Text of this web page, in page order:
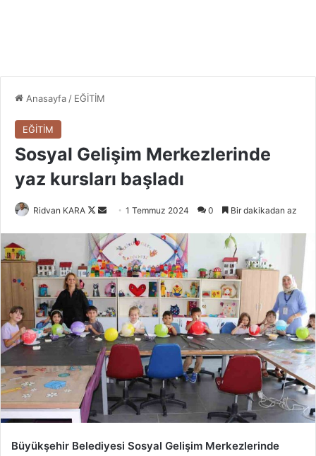
Anasayfa / EĞİTİM
EĞİTİM
Sosyal Gelişim Merkezlerinde
yaz kursları başladı
Ridvan KARA
Follow
X
Bir
posta
göndermek
1 Temmuz 2024 0 Bir dakikadan az
Büyükşehir Belediyesi Sosyal Gelişim Merkezlerinde